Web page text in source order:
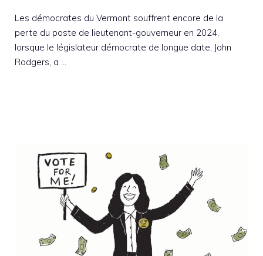
Les démocrates du Vermont souffrent encore de la
perte du poste de lieutenant-gouverneur en 2024,
lorsque le législateur démocrate de longue date, John
Rodgers, a …